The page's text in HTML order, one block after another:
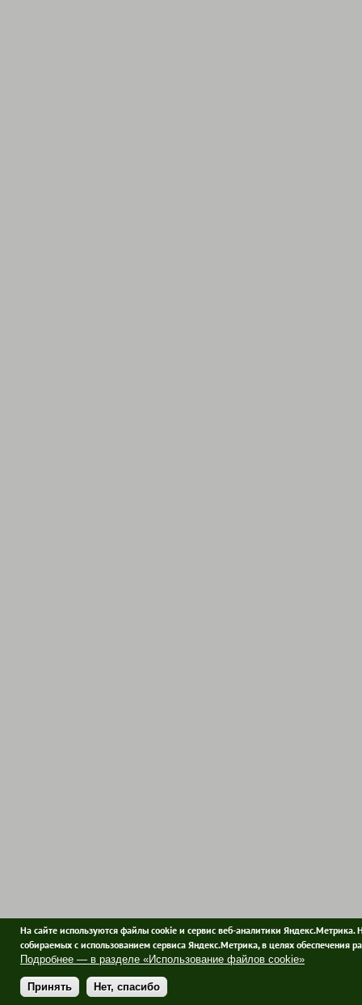
На сайте используются файлы cookie и сервис веб-аналитики
собираемых с использованием сервиса Яндекс.Метрика, в целях обеспечения
Подробнее — в разделе «Использование файлов cookie»
Принять Нет, спасибо